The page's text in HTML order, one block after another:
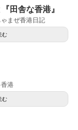
田舎な香港』
まぜ香港日記
む
港
む